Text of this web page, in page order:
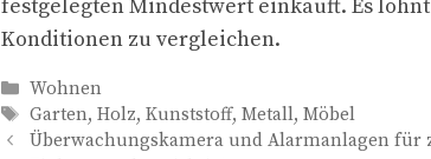
festgelegten Mindestwert einkauft. Es
Konditionen zu vergleichen.
Kategorien
Wohnen
Schlagwörter
Garten,Holz,Kunststoff,Metall,Möbel
Überwachungskamera und Alarmanlagen für